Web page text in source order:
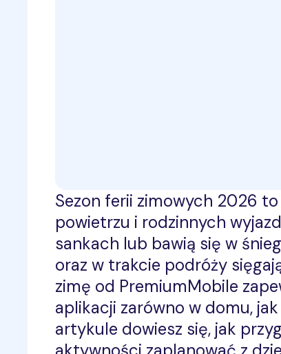
Sezon ferii zimowych 2026
powietrzu i rodzinnych
sankach lub bawią się w
oraz w trakcie podróży
zimę od PremiumMobile
aplikacji zarówno w domu,
artykule dowiesz się, jak